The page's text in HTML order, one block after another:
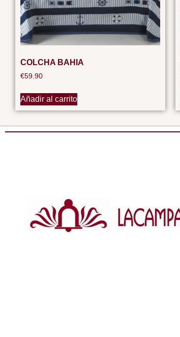
COLCHA BAHIA
€59.90
Añadir al carrito